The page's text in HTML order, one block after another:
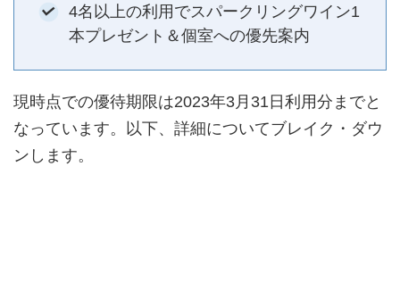
4名以上の利用でスパークリングワイン1
本プレゼント＆個室への優先案内
現時点での優待期限は2023年3月31日利用分までと
なっています。以下、詳細についてブレイク・ダウ
ンします。